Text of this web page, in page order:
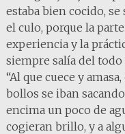
estaba bien cocido, se
el culo, porque la
experiencia y la
siempre salía del
“Al que cuece y
bollos se iban
encima un poco de
cogieran brillo, y a